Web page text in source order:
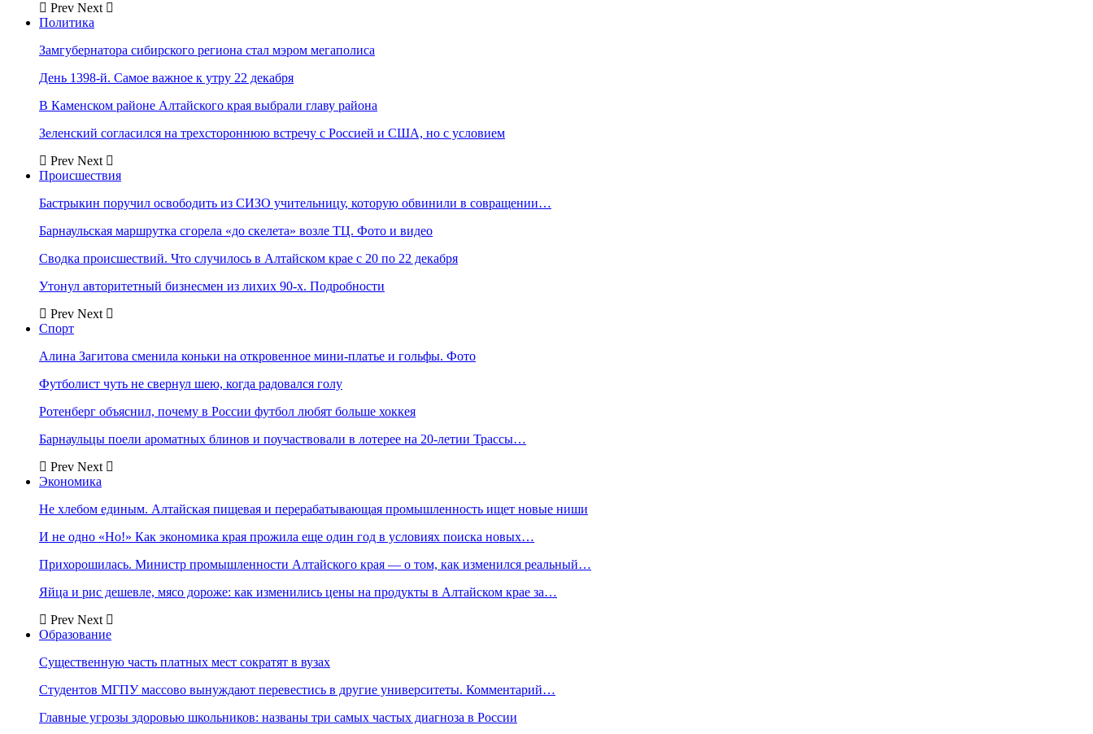
Prev Next
Политика
Замгубернатора сибирского региона стал мэром мегаполиса
День 1398-й. Самое важное к утру 22 декабря
В Каменском районе Алтайского края выбрали главу района
Зеленский согласился на трехстороннюю встречу с Россией и США, но с условием
Prev Next
Происшествия
Бастрыкин поручил освободить из СИЗО учительницу, которую обвинили в совращении…
Барнаульская маршрутка сгорела «до скелета» возле ТЦ. Фото и видео
Сводка происшествий. Что случилось в Алтайском крае с 20 по 22 декабря
Утонул авторитетный бизнесмен из лихих 90-х. Подробности
Prev Next
Спорт
Алина Загитова сменила коньки на откровенное мини-платье и гольфы. Фото
Футболист чуть не свернул шею, когда радовался голу
Ротенберг объяснил, почему в России футбол любят больше хоккея
Барнаульцы поели ароматных блинов и поучаствовали в лотерее на 20-летии Трассы…
Prev Next
Экономика
Не хлебом единым. Алтайская пищевая и перерабатывающая промышленность ищет новые ниши
И не одно «Но!» Как экономика края прожила еще один год в условиях поиска новых…
Прихорошилась. Министр промышленности Алтайского края — о том, как изменился реальный…
Яйца и рис дешевле, мясо дороже: как изменились цены на продукты в Алтайском крае за…
Prev Next
Образование
Существенную часть платных мест сократят в вузах
Студентов МГПУ массово вынуждают перевестись в другие университеты. Комментарий…
Главные угрозы здоровью школьников: названы три самых частых диагноза в России